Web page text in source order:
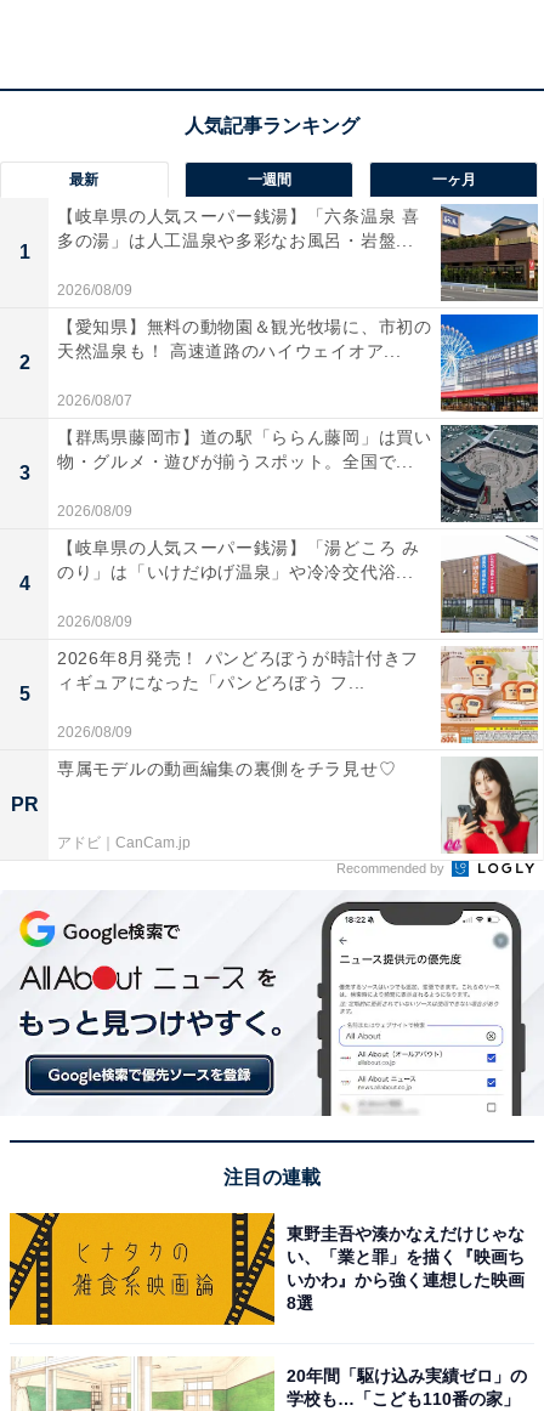
を上げているので、漏えいがあったサービスの運営側が
公表する数字よりも正確に近い流出情報といえると齋藤
氏は述べている。
サイトの使い方は、サイトのトップページで、メールア
ドレス（またはID）を入力して「Pwned?」をクリック
するだけという。実際に、齋藤氏はこのサイトで自身の
メールアドレスをチェックしたところ、パスワードが流
出していることがわかったという。齋藤氏は「漏えいが
わかったら、すぐにパスワードを変更しましょう」と述
べている。
斎藤氏は、注意点として、「Have I Been Pwned?」のサ
ービスではすべてのパスワード流出事件を網羅している
わけではなく、同サービス運営側で入手できた情報に限
られているため、「もしセーフの判定でも油断だけは禁
パスワードの使い回しはNG
斎藤氏によると、知らないところで流出したパスワード
がリスト化され、不正アクセスに悪用され、金銭被害も
最新 一週間 一ヶ月
1
【岐阜県の人気スーパー銭湯】「六条温泉 喜
多の湯」は人工温泉や多彩なお風呂・岩盤...
2026/08/09
2
【愛知県】無料の動物園＆観光牧場に、市初の
天然温泉も！ 高速道路のハイウェイオア...
2026/08/07
3
【群馬県藤岡市】道の駅「ららん藤岡」は買い
物・グルメ・遊びが揃うスポット。全国で...
2026/08/09
4
【岐阜県の人気スーパー銭湯】「湯どころ み
のり」は「いけだゆげ温泉」や冷冷交代浴...
2026/08/09
5
2026年8月発売！ パンどろぼうが時計付きフ
ィギュアになった「パンどろぼう フ...
2026/08/09
PR
専属モデルの動画編集の裏側をチラ見せ♡
アドビ｜CanCam.jp
Recommended by
注目の連載
東野圭吾や湊かなえだけじゃな
い、「業と罪」を描く『映画ち
いかわ』から強く連想した映画
8選
20年間「駆け込み実績ゼロ」の
学校も…「こども110番の家」